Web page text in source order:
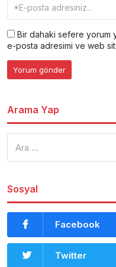
Bir dahaki sefere yorum
e-posta adresimi ve web
Arama Yap
Sosyal
Facebook
Twitter